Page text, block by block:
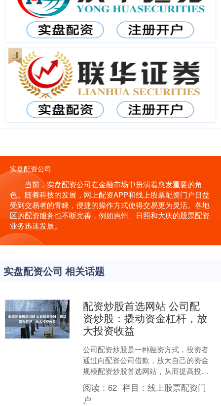
实盘配资公司
当前，实盘配资公司在金融市场中扮演着愈发重要的角
色。随着科技的发展，网上配资APP和线上股票配资门户日益
受到交易者的青睐，便捷的操作方式使得交易更为灵活。各地
区的配资服务也不断完善，例如惠州、日照和大庆的股票配资
业务迅速发展。
实盘配资公司 相关话题
配资炒股首选网站 公司配
资炒股：撬动资金杠杆，放
大投资收益
公司配资炒股是一种融资方式，投资者
通过向配资公司借款，放大自己的资金
规模配资炒股首选网站，从而提高投资
收益。 场外股票配资可以放大投资收
益。例如，投资者以10万....
阅读：62 栏目：线上股票配资门
户